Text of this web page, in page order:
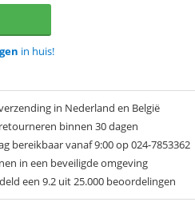
in huis!
in Nederland en België
binnen 30 dagen
bereikbaar vanaf 9:00 op 024-7853362
in een beveiligde omgeving
een 9.2 uit 25.000 beoordelingen